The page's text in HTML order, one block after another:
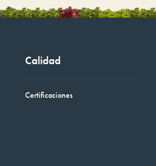
Calidad
Certificaciones